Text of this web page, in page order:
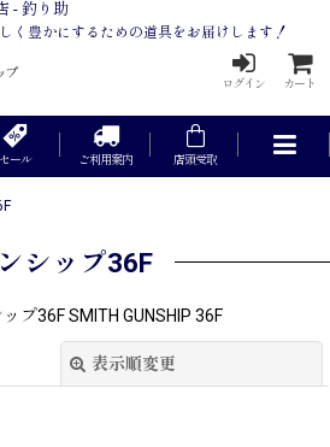
- 釣り助
く豊かにするための道具をお届けします！
ログイン カート
セール ご利用案内 店頭受取
シップ36F
プ36F SMITH GUNSHIP 36F
表示順変更